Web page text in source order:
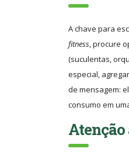
A chave para
fitness, procure
(suculentas,
especial,
de mensagem:
consumo em